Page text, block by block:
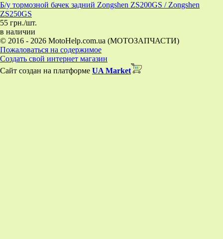
Б/у тормозной бачек задний Zongshen ZS200GS / Zongshen
ZS250GS
55 грн./шт.
в наличии
© 2016 - 2026 MotoHelp.com.ua (МОТОЗАПЧАСТИ)
Пожаловаться на содержимое
Создать свой интернет магазин
Сайт создан на платформе UA Market